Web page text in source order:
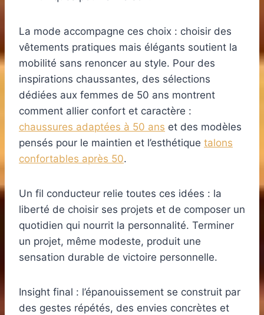
La mode accompagne ces choix : choisir des
vêtements pratiques mais élégants soutient la
mobilité sans renoncer au style. Pour des
inspirations chaussantes, des sélections
dédiées aux femmes de 50 ans montrent
comment allier confort et caractère :
chaussures adaptées à 50 ans et des modèles
pensés pour le maintien et l’esthétique talons
confortables après 50.
Un fil conducteur relie toutes ces idées : la
liberté de choisir ses projets et de composer un
quotidien qui nourrit la personnalité. Terminer
un projet, même modeste, produit une
sensation durable de victoire personnelle.
Insight final : l’épanouissement se construit par
des gestes répétés, des envies concrètes et